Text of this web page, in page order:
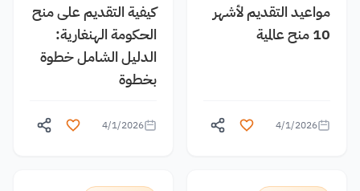
مواعيد التقديم لأشهر
10 منح عالمية
4/1/2026
كيفية التقديم على منح
الحكومة الهنغارية:
الدليل الشامل خطوة
بخطوة
4/1/2026